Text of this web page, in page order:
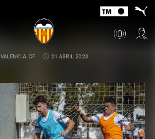
VALENCIA CF 21 ABRIL 2023